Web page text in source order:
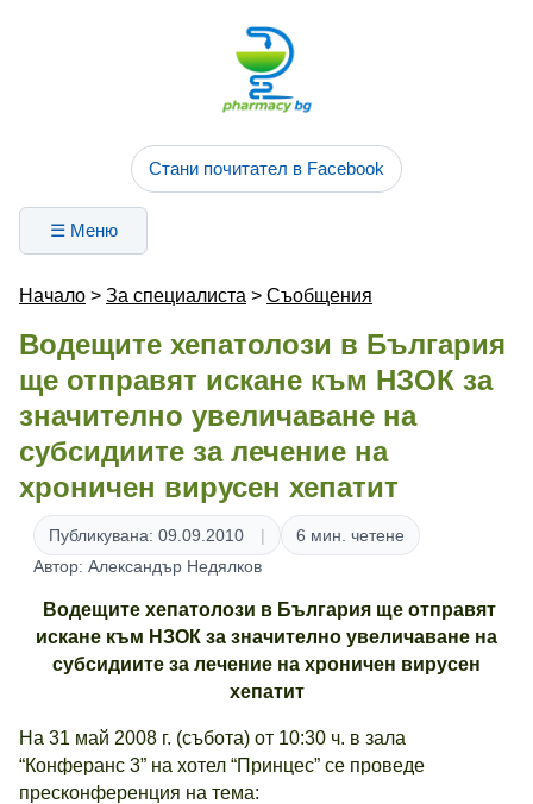
Стани почитател в Facebook
☰ Меню
Начало > За специалиста > Съобщения
Водещите хепатолози в България
ще отправят искане към НЗОК за
значително увеличаване на
субсидиите за лечение на
хроничен вирусен хепатит
Публикувана: 09.09.2010
6 мин. четене
Автор: Александър Недялков
Водещите хепатолози в България ще отправят
искане към НЗОК за значително увеличаване на
субсидиите за лечение на хроничен вирусен
хепатит
На 31 май 2008 г. (събота) от 10:30 ч. в зала
“Конферанс 3” на хотел “Принцес” се проведе
пресконференция на тема: